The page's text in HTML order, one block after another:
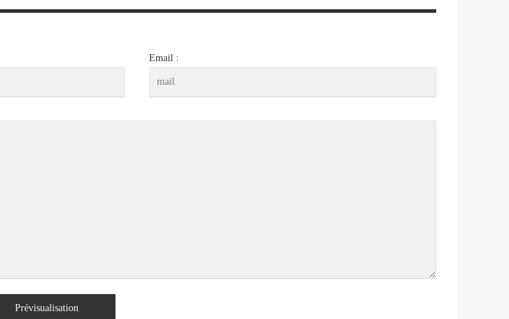
Email :